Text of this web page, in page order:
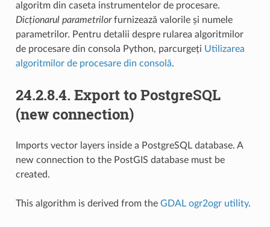
algoritm din caseta instrumentelor de procesare.
Dicționarul parametrilorfurnizează valorile și numele
parametrilor. Pentru detalii despre rularea algoritmilor
de procesare din consola Python, parcurgeți Utilizarea
algoritmilor de procesare din consolă.
24.2.8.4. Export to PostgreSQL
(new connection)
Imports vector layers inside a PostgreSQL database. A
new connection to the PostGIS database must be
created.
This algorithm is derived from the GDAL ogr2ogr utility.